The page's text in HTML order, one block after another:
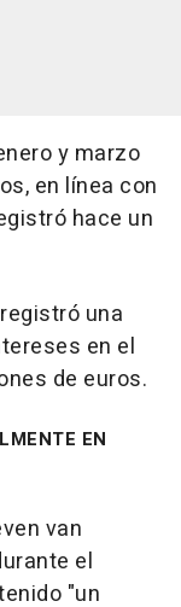
y marzo
en línea con
hace un
una
en el
de euros.
EN
van
el
"un